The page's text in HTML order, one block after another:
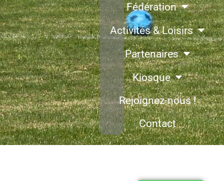
Fédération
Activités & Loisirs
Partenaires
Kiosque
Rejoignez-nous !
Contact